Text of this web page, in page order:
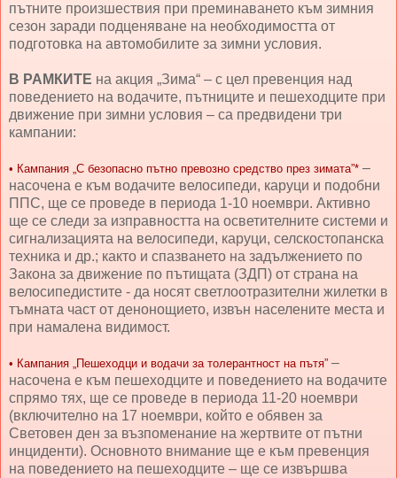
пътните произшествия при преминаването към зимния
сезон заради подценяване на необходимостта от
подготовка на автомобилите за зимни условия.
В РАМКИТЕ на акция „Зима“ – с цел превенция над
поведението на водачите, пътниците и пешеходците при
движение при зимни условия – са предвидени три
кампании:
• Кампания „С безопасно пътно превозно средство през зимата”* –
насочена е към водачите велосипеди, каруци и подобни
ППС, ще се проведе в периода 1-10 ноември. Активно
ще се следи за изправността на осветителните системи и
сигнализацията на велосипеди, каруци, селскостопанска
техника и др.; както и спазването на задължението по
Закона за движение по пътищата (ЗДП) от страна на
велосипедистите - да носят светлоотразителни жилетки в
тъмната част от денонощието, извън населените места и
при намалена видимост.
• Кампания „Пешеходци и водачи за толерантност на пътя” –
насочена е към пешеходците и поведението на водачите
спрямо тях, ще се проведе в периода 11-20 ноември
(включително на 17 ноември, който е обявен за
Световен ден за възпоменание на жертвите от пътни
инциденти). Основното внимание ще е към превенция
на поведението на пешеходците – ще се извършва